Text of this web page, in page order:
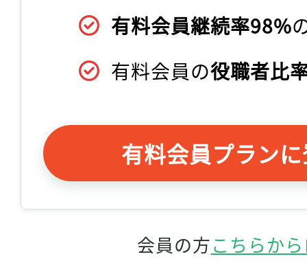
有料会員継続率98%
有料会員の役職者比
有料会員プラン
会員の方こちらか